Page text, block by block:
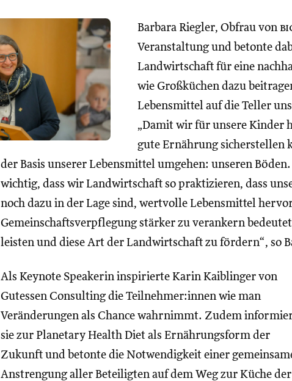
Barbara Riegler, Obfrau von
Veranstaltung und betonte
Landwirtschaft für eine
wie Großküchen dazu
Lebensmittel auf die Teller
„Damit wir für unsere Kinder
gute Ernährung sicherstellen
der Basis unserer Lebensmittel umgehen: unseren
wichtig, dass wir Landwirtschaft so praktizieren, dass
noch dazu in der Lage sind, wertvolle Lebensmittel
Gemeinschaftsverpflegung stärker zu verankern
leisten und diese Art der Landwirtschaft zu fördern“, so
Als Keynote Speakerin inspirierte Karin Kaiblinger von
Gutessen Consulting die Teilnehmer:innen wie man
Veränderungen als Chance wahrnimmt. Zudem
sie zur Planetary Health Diet als Ernährungsform der
Zukunft und betonte die Notwendigkeit einer
Anstrengung aller Beteiligten auf dem Weg zur Küche der